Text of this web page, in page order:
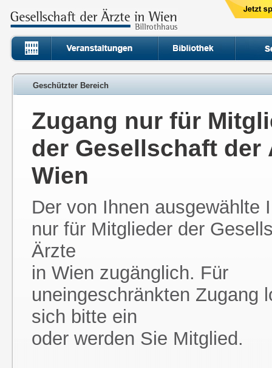
Geschützter Bereich
Zugang nur für
der Gesellschaft der
Wien
Der von Ihnen ausgewählte
nur für Mitglieder der
Ärzte
in Wien zugänglich. Für
uneingeschränkten Zugang
sich bitte ein
oder werden Sie Mitglied.